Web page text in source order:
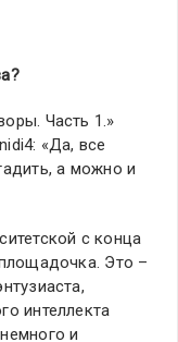
Часть 1.»
«Да, все
а можно и
с конца
Это –
интеллекта
и